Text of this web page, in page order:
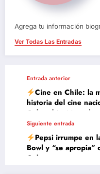
Agrega tu información
Ver Todas Las Entradas
Entrada anterior
Cine en Chile: la
historia del cine
Cultural La Moneda
Siguiente entrada
Pepsi irrumpe en
Bowl y “se apropia”
Cola